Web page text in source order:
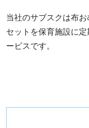
当社のサブスクは布
セットを保育施設に
ービスです。